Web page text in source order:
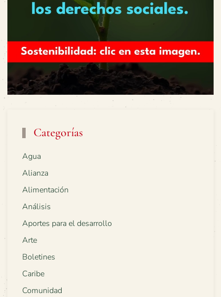
Categorías
Agua
Alianza
Alimentación
Análisis
Aportes para el desarrollo
Arte
Boletines
Caribe
Comunidad